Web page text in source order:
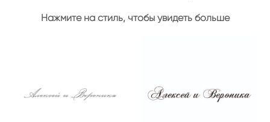
Нажмите на стиль, чтобы увидеть больше